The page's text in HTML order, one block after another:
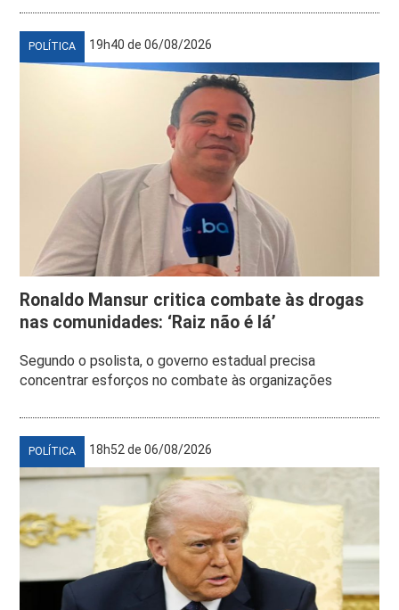
POLÍTICA 19h40 de 06/08/2026
Ronaldo Mansur critica combate às drogas
nas comunidades: ‘Raiz não é lá’
Segundo o psolista, o governo estadual precisa
concentrar esforços no combate às organizações
POLÍTICA 18h52 de 06/08/2026